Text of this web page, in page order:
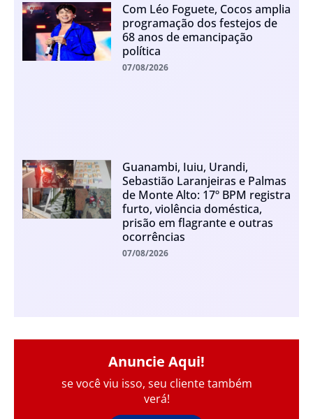
Com Léo Foguete, Cocos amplia
programação dos festejos de
68 anos de emancipação
política
07/08/2026
Guanambi, Iuiu, Urandi,
Sebastião Laranjeiras e Palmas
de Monte Alto: 17º BPM registra
furto, violência doméstica,
prisão em flagrante e outras
ocorrências
07/08/2026
Anuncie Aqui!
se você viu isso, seu cliente também
verá!